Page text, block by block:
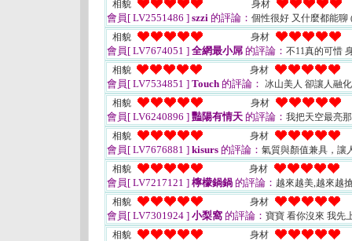
相貌
身材
會員[ LV2551486 ] szzi 的評論： 個性很好 又什麼都能聊
相貌 身材
會員[ LV7674051 ] 全網最小屌 的評論： 不11真的可惜
相貌
身材
會員[ LV7534851 ] Touch 的評論： 冰山美人 卻讓人融
相貌
身材
會員[ LV6240896 ] 豔陽有情天 的評論： 我把天空最亮
相貌
身材
會員[ LV7676881 ] kisurs 的評論： 氣質與顏值兼具，讓
相貌
身材
會員[ LV7217121 ] 檸檬鍋鍋 的評論： 越來越美,越來越
相貌
身材
會員[ LV7301924 ] 小梨窩 的評論： 寶寶 看你沒來 我先
相貌
身材